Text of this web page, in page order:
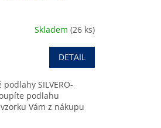
Skladem (26 ks)
DETAIL
SILVERO-
podlahu
vzorku Vám z nákupu